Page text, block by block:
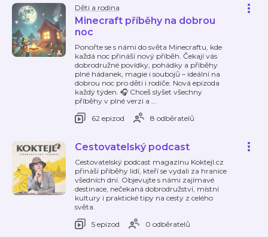
Děti a rodina
Minecraft příběhy na dobrou
noc
Ponořte se s námi do světa Minecraftu, kde
každá noc přináší nový příběh. Čekají vás
dobrodružné povídky, pohádky a příběhy
plné hádanek, magie i soubojů – ideální na
dobrou noc pro děti i rodiče. Nová epizoda
každý týden. 🎧 Chceš slyšet všechny
příběhy v plné verzi a …
62 epizod
8 odběratelů
Cestovatelský podcast
Cestovatelský podcast magazínu Koktejl.cz
přináší příběhy lidí, kteří se vydali za hranice
všedních dní. Objevujte s námi zajímavé
destinace, nečekaná dobrodružství, místní
kultury i praktické tipy na cesty z celého
světa.
5 epizod
0 odběratelů